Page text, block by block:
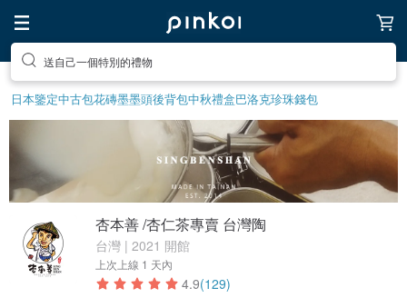
送自己一個特別的禮物
日本鑒定中古包花磚墨墨頭後背包中秋禮盒巴洛克珍珠錢包
杏本善 /杏仁茶專賣 台灣陶
台灣 | 2021 開館
上次上線 1 天內
4.9(129)